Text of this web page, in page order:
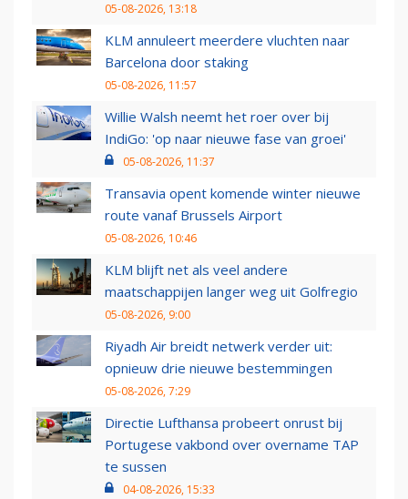
05-08-2026, 13:18
KLM annuleert meerdere vluchten naar
Barcelona door staking
05-08-2026, 11:57
Willie Walsh neemt het roer over bij
IndiGo: 'op naar nieuwe fase van groei'
05-08-2026, 11:37
Transavia opent komende winter nieuwe
route vanaf Brussels Airport
05-08-2026, 10:46
KLM blijft net als veel andere
maatschappijen langer weg uit Golfregio
05-08-2026, 9:00
Riyadh Air breidt netwerk verder uit:
opnieuw drie nieuwe bestemmingen
05-08-2026, 7:29
Directie Lufthansa probeert onrust bij
Portugese vakbond over overname TAP
te sussen
04-08-2026, 15:33